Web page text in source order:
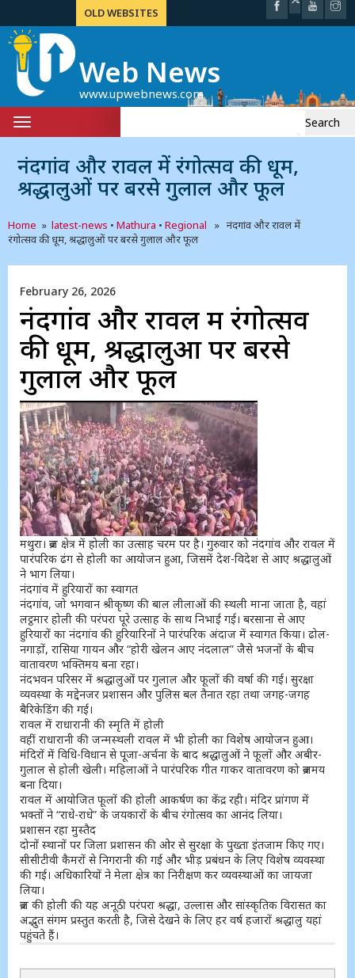
OLD WEBSITES
Web News
www.upwebnews.com
Toggle
navigation
नंदगांव और रावल में रंगोत्सव की धूम,
श्रद्धालुओं पर बरसे गुलाल और फूल
Home » latest-news • Mathura • Regional » नंदगांव और रावल में
रंगोत्सव की धूम, श्रद्धालुओं पर बरसे गुलाल और फूल
February 26, 2026
नंदगांव और रावल में रंगोत्सव
की धूम, श्रद्धालुओं पर बरसे
गुलाल और फूल
मथुरा। ब्रज क्षेत्र में होली का उत्साह चरम पर है। गुरुवार को नंदगांव और रावल में
पारंपरिक ढंग से होली का आयोजन हुआ, जिसमें देश-विदेश से आए श्रद्धालुओं
ने भाग लिया।
नंदगांव में हुरियारों का स्वागत
नंदगांव, जो भगवान श्रीकृष्ण की बाल लीलाओं की स्थली माना जाता है, वहां
लट्ठमार होली की परंपरा पूरे उत्साह के साथ निभाई गई। बरसाना से आए
हुरियारों का नंदगांव की हुरियारिनों ने पारंपरिक अंदाज में स्वागत किया। ढोल-
नगाड़ों, रासिया गायन और “होरी खेलन आए नंदलाल” जैसे भजनों के बीच
वातावरण भक्तिमय बना रहा।
नंदभवन परिसर में श्रद्धालुओं पर गुलाल और फूलों की वर्षा की गई। सुरक्षा
व्यवस्था के मद्देनजर प्रशासन और पुलिस बल तैनात रहा तथा जगह-जगह
बैरिकेडिंग की गई।
रावल में राधारानी की स्मृति में होली
वहीं राधारानी की जन्मस्थली रावल में भी होली का विशेष आयोजन हुआ।
मंदिरों में विधि-विधान से पूजा-अर्चना के बाद श्रद्धालुओं ने फूलों और अबीर-
गुलाल से होली खेली। महिलाओं ने पारंपरिक गीत गाकर वातावरण को ब्रजमय
बना दिया।
रावल में आयोजित फूलों की होली आकर्षण का केंद्र रही। मंदिर प्रांगण में
भक्तों ने “राधे-राधे” के जयकारों के बीच रंगोत्सव का आनंद लिया।
प्रशासन रहा मुस्तैद
दोनों स्थानों पर जिला प्रशासन की ओर से सुरक्षा के पुख्ता इंतजाम किए गए।
सीसीटीवी कैमरों से निगरानी की गई और भीड़ प्रबंधन के लिए विशेष व्यवस्था
की गई। अधिकारियों ने मेला क्षेत्र का निरीक्षण कर व्यवस्थाओं का जायजा
लिया।
ब्रज की होली की यह अनूठी परंपरा श्रद्धा, उल्लास और सांस्कृतिक विरासत का
अद्भुत संगम प्रस्तुत करती है, जिसे देखने के लिए हर वर्ष हजारों श्रद्धालु यहां
पहुंचते हैं।